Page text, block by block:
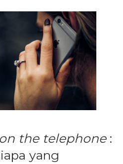
the telephone:
yang